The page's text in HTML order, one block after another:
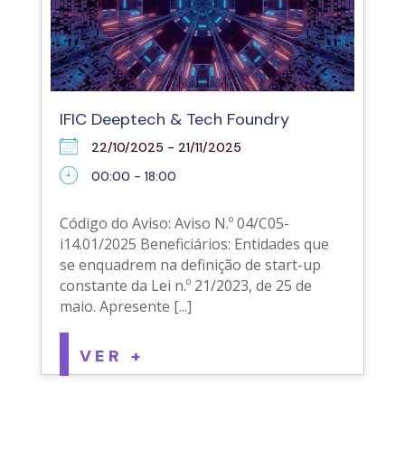
IFIC Deeptech & Tech Foundry
22/10/2025 - 21/11/2025
00:00 - 18:00
Código do Aviso: Aviso N.º 04/C05-
i14.01/2025 Beneficiários: Entidades que
se enquadrem na definição de start-up
constante da Lei n.º 21/2023, de 25 de
maio. Apresente [...]
VER +